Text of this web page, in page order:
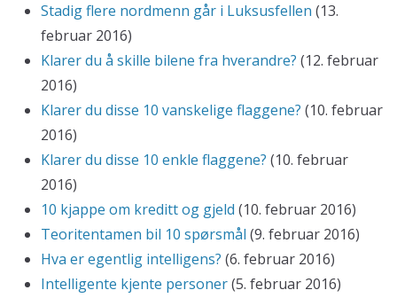
Stadig flere nordmenn går i Luksusfellen (13.
februar 2016)
Klarer du å skille bilene fra hverandre? (12. februar
2016)
Klarer du disse 10 vanskelige flaggene? (10. februar
2016)
Klarer du disse 10 enkle flaggene? (10. februar
2016)
10 kjappe om kreditt og gjeld (10. februar 2016)
Teoritentamen bil 10 spørsmål (9. februar 2016)
Hva er egentlig intelligens? (6. februar 2016)
Intelligente kjente personer(5. februar 2016)